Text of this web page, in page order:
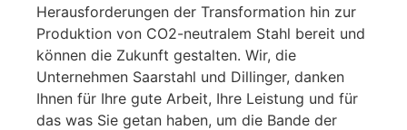
Herausforderungen der Transformation hin zur
Produktion von CO2-neutralem Stahl bereit und
können die Zukunft gestalten. Wir, die
Unternehmen Saarstahl und Dillinger, danken
Ihnen für Ihre gute Arbeit, Ihre Leistung und für
das was Sie getan haben, um die Bande der